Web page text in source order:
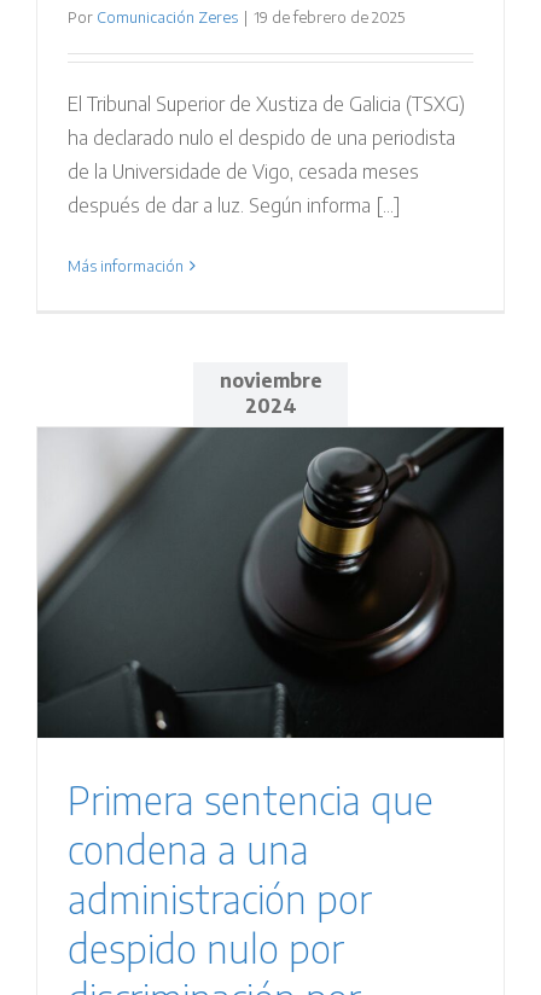
Por Comunicación Zeres | 19 de febrero de 2025
El Tribunal Superior de Xustiza de Galicia (TSXG)
ha declarado nulo el despido de una periodista
de la Universidade de Vigo, cesada meses
después de dar a luz. Según informa [...]
Más información
noviembre
2024
Primera sentencia que
condena a una
administración por
despido nulo por